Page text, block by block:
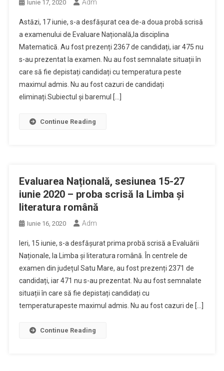
Iunie 17, 2020 Adm
Astăzi, 17 iunie, s-a desfășurat cea de-a doua probă scrisă
a examenului de Evaluare Națională,la disciplina
Matematică. Au fost prezenți 2367 de candidați, iar 475 nu
s-au prezentat la examen. Nu au fost semnalate situații în
care să fie depistați candidați cu temperatura peste
maximul admis. Nu au fost cazuri de candidați
eliminați.Subiectul și baremul […]
Continue Reading
Evaluarea Națională, sesiunea 15-27
iunie 2020 – proba scrisă la Limba și
literatura română
Iunie 16, 2020 Adm
Ieri, 15 iunie, s-a desfășurat prima probă scrisă a Evaluării
Naționale, la Limba și literatura română. În centrele de
examen din județul Satu Mare, au fost prezenți 2371 de
candidați, iar 471 nu s-au prezentat. Nu au fost semnalate
situații în care să fie depistați candidați cu
temperaturapeste maximul admis. Nu au fost cazuri de […]
Continue Reading